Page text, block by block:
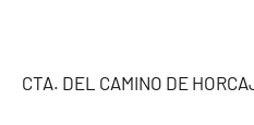
CTA. DEL CAMINO DE